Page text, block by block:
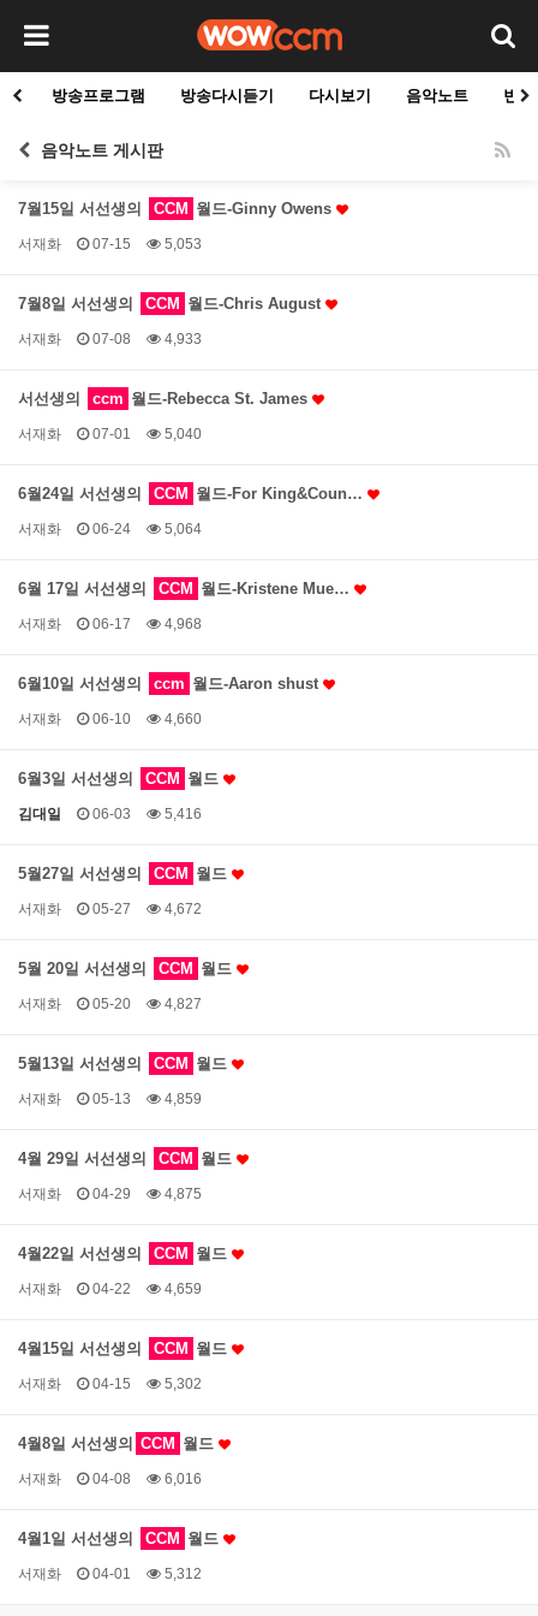
방송프로그램 방송다시듣기 다시보기 음악노트 빈
음악노트 게시판
7월15일 서선생의 CCM 월드-Ginny Owens
서재화 07-15 5,053
7월8일 서선생의 CCM 월드-Chris August
서재화 07-08 4,933
서선생의 ccm 월드-Rebecca St. James
서재화 07-01 5,040
6월24일 서선생의 CCM 월드-For King&Coun…
서재화 06-24 5,064
6월 17일 서선생의 CCM 월드-Kristene Mue…
서재화 06-17 4,968
6월10일 서선생의 ccm 월드-Aaron shust
서재화 06-10 4,660
6월3일 서선생의 CCM 월드
김대일 06-03 5,416
5월27일 서선생의 CCM 월드
서재화 05-27 4,672
5월 20일 서선생의 CCM 월드
서재화 05-20 4,827
5월13일 서선생의 CCM 월드
서재화 05-13 4,859
4월 29일 서선생의 CCM 월드
서재화 04-29 4,875
4월22일 서선생의 CCM 월드
서재화 04-22 4,659
4월15일 서선생의 CCM 월드
서재화 04-15 5,302
4월8일 서선생의 CCM 월드
서재화 04-08 6,016
4월1일 서선생의 CCM 월드
서재화 04-01 5,312